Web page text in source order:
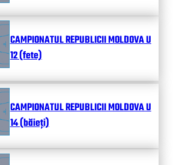
CAMPIONATUL REPUBLICII MOLDOVA U
12 (fete)
CAMPIONATUL REPUBLICII MOLDOVA U
14 (băieți)